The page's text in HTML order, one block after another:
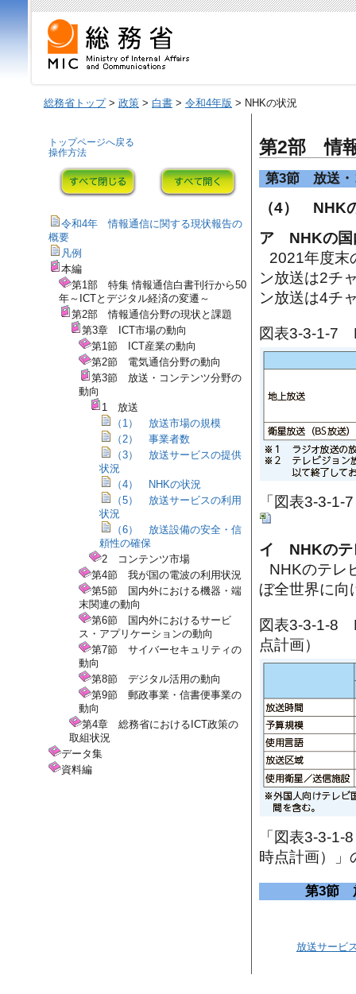
総務省トップ> 政策 > 白書 > 令和4年版 > NHKの状況
第2部 情
第3節 放送・
（4） NHK
ア NHKの国
2021年度末
ン放送は2チ
ン放送は4チ
図表3-3-1-7
「図表3-3-
イ NHKのテ
NHKのテレ
ぼ全世界に向
図表3-3-1-8
点計画）
「図表3-3-
時点計画）」
第3節
放送サービ
トップページへ戻る
操作方法
令和4年 情報通信に関する現状報告の
概要
凡例
本編
第1部 特集 情報通信白書刊行から50
年～ICTとデジタル経済の変遷～
第2部 情報通信分野の現状と課題
第3章 ICT市場の動向
第1節 ICT産業の動向
第2節 電気通信分野の動向
第3節 放送・コンテンツ分野の
動向
1 放送
（1） 放送市場の規模
（2） 事業者数
（3） 放送サービスの提供
状況
（4） NHKの状況
（5） 放送サービスの利用
状況
（6） 放送設備の安全・信
頼性の確保
2 コンテンツ市場
第4節 我が国の電波の利用状況
第5節 国内外における機器・端
末関連の動向
第6節 国内外におけるサービ
ス・アプリケーションの動向
第7節 サイバーセキュリティの
動向
第8節 デジタル活用の動向
第9節 郵政事業・信書便事業の
動向
第4章 総務省におけるICT政策の
取組状況
データ集
資料編